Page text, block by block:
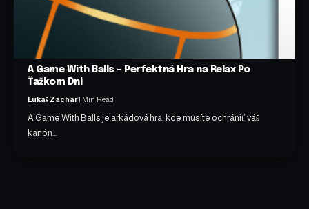
A Game With Balls – Perfektná Hra na Relax Po
Ťažkom Dni
Lukáš Zachar1 Min Read
A Game With Balls je arkádová hra, kde musíte ochrániť váš
kanón…